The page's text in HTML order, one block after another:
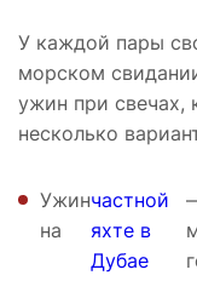
У каждой пары
морском
ужин при свечах,
несколько
Ужин
на
частной
яхте в
Дубае